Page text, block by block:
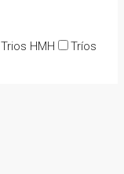
Trios HMH
Tríos